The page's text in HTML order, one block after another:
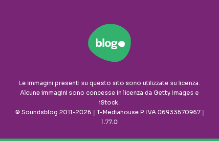
Le immagini presenti su questo sito sono utilizzate su licenza.
Alcune immagini sono concesse in licenza da Getty Images e
iStock.
© Soundsblog 2011-2026 | T-Mediahouse P. IVA 06933670967 |
1.77.0